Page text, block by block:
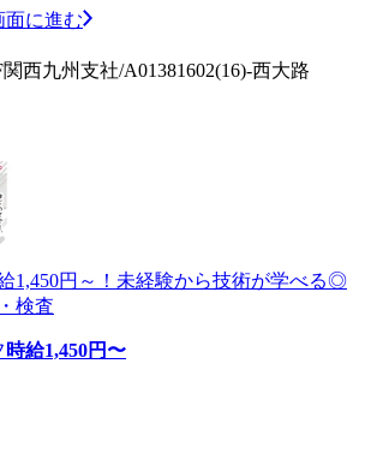
面に進む
西九州支社/A01381602(16)-西大路
1,450円～！未経験から技術が学べる◎
検査
時給1,450円〜